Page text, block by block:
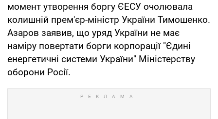
момент утворення боргу ЄЕСУ очолювала
колишній прем'єр-міністр України Тимошенко.
Азаров заявив, що уряд України не має
наміру повертати борги корпорації "Єдині
енергетичні системи України" Міністерству
оборони Росії.